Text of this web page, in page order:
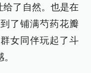
给了自然。也是在
了铺满芍药花瓣
女同伴玩起了斗